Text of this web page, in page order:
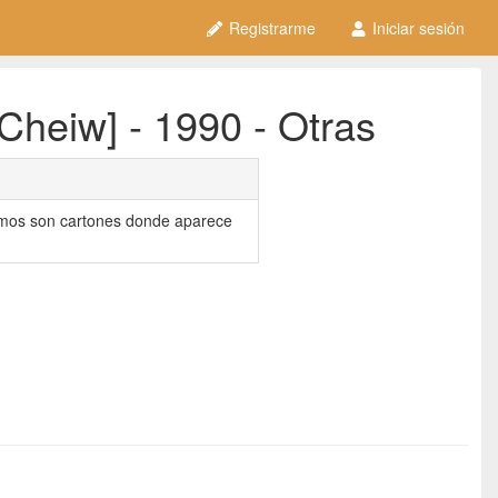
Registrarme Iniciar sesión
- 1990 - Otras
son cartones donde aparece